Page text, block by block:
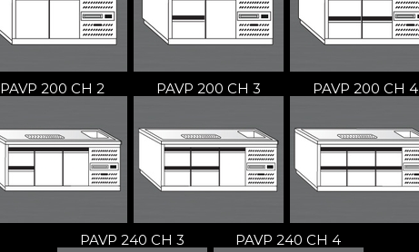
PAVP 200 CH 2 PAVP 200 CH 3 PAVP 200 CH 4
PAVP 240 CH 3 PAVP 240 CH 4